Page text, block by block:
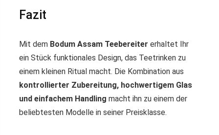
Fazit
Mit dem Bodum Assam Teebereiter erhaltet Ihr
ein Stück funktionales Design, das Teetrinken zu
einem kleinen Ritual macht. Die Kombination aus
kontrollierter Zubereitung, hochwertigem Glas
und einfachem Handling macht ihn zu einem der
beliebtesten Modelle in seiner Preisklasse.